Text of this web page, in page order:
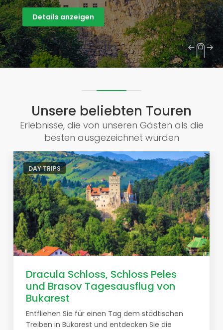
Details anzeigen
Unsere beliebten Touren
Erlebnisse, die von unseren Gästen als die
besten ausgezeichnet wurden
DAY TRIPS
Dracula Schloss, Schloss Peles
und Brasov Tagesausflug von
Bukarest
Entfliehen Sie für einen Tag dem städtischen
Treiben in Bukarest und entdecken Sie die